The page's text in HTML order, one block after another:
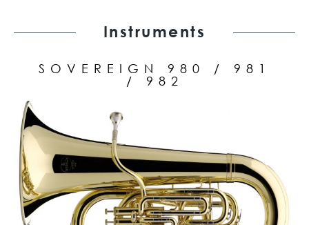
Instruments
SOVEREIGN 980 / 981
/ 982